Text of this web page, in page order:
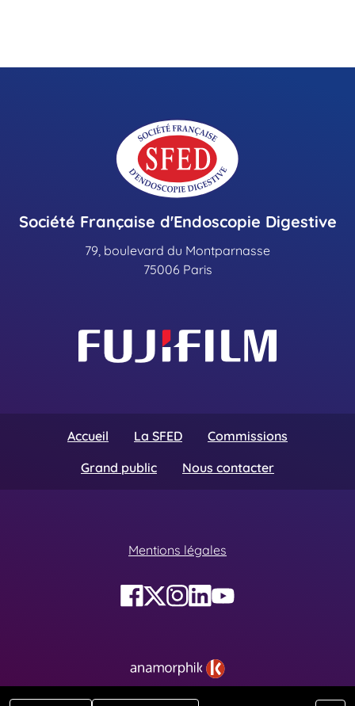
Société Française d'Endoscopie Digestive
79, boulevard du Montparnasse
75006 Paris
Accueil La SFED
Commissions
Grand public
Nous contacter
Mentions légales